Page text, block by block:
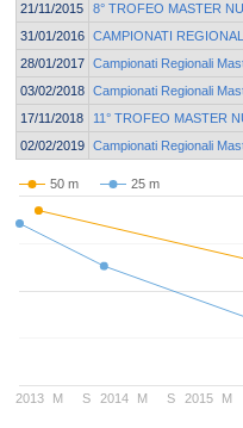
21/11/2015
8° TROFEO MASTER
31/01/2016 CAMPIONATI
28/01/2017 Campionati Regionali
03/02/2018 Campionati Regionali
17/11/2018
11° TROFEO MASTER
02/02/2019 Campionati Regionali
50 m 25 m
2013 2014 2015
M S M S M